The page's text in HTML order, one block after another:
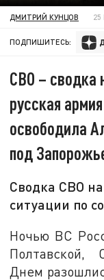
ДМИТРИЙ КУНЦОВ 25
ПОДПИШИТЕСЬ:
СВО – сводка
русская
освободила
под
Сводка СВО
ситуации по
Ночью ВС
Полтавской,
Днем